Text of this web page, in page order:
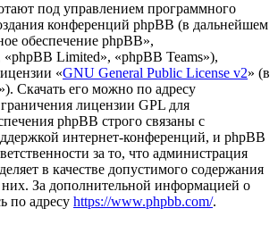
под управлением программного
конференций phpBB (в дальнейшем
обеспечение phpBB»,
Limited», «phpBB Teams»),
«GNU General Public License v2» (в
Скачать его можно по адресу
лицензии GPL для
phpBB строго связаны с
интернет-конференций, и phpBB
за то, что администрация
в качестве допустимого содержания
За дополнительной информацией о
по адресу https://www.phpbb.com/.